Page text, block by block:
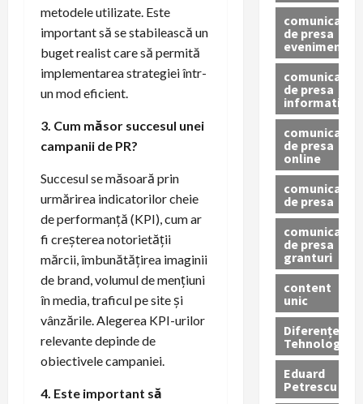
metodele utilizate. Este
important să se stabilească un
buget realist care să permită
implementarea strategiei într-
un mod eficient.
3. Cum măsor succesul unei
campanii de PR?
Succesul se măsoară prin
urmărirea indicatorilor cheie
de performanță (KPI), cum ar
fi creșterea notorietății
mărcii, îmbunătățirea imaginii
de brand, volumul de mențiuni
în media, traficul pe site și
vânzările. Alegerea KPI-urilor
relevante depinde de
obiectivele campaniei.
4. Este important să
comunicat
de presa
eveniment
comunicat
de presa
informativ
comunicat
de presa
online
comunicate
de presa
comunicate
de presa
granturi
content
unic
Diferențe
Tehnologice
Eduard
Petrescu